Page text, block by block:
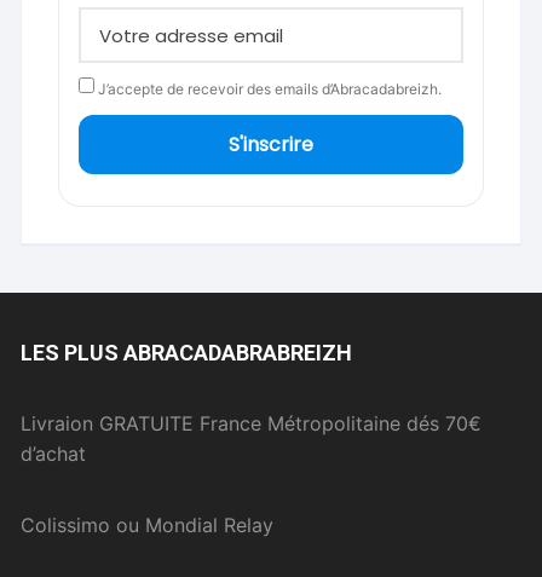
J’accepte de recevoir des emails d’Abracadabreizh.
S'inscrire
LES PLUS ABRACADABRABREIZH
Livraion GRATUITE France Métropolitaine dés 70€
d’achat
Colissimo ou Mondial Relay